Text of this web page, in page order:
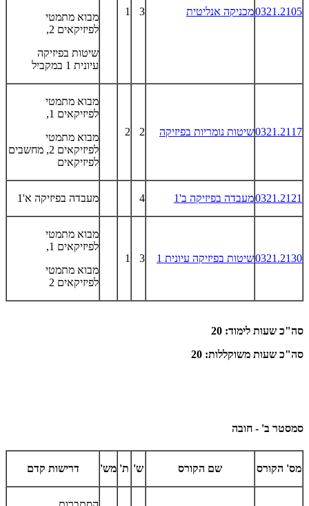
0321.2105מכניקה אנליטית 3
1
מבוא מתמטי
לפיזיקאים 2,
שיטות בפיזיקה
עיונית 1 במקביל
0321.2117שיטות נומריות בפיזיקה 2
2
מבוא מתמטי
לפיזיקאים 1,
מבוא מתמטי
לפיזיקאים 2, מחשבים
לפיזיקאים
0321.2121מעבדה בפיזיקה ב'1 4 מעבדה בפיזיקה א'1
0321.2130שיטות בפיזיקה עיונית 1 3
1
מבוא מתמטי
לפיזיקאים 1,
מבוא מתמטי
לפיזיקאים 2
סה"כ שעות לימוד: 20
סה"כ שעות משוקללות: 20
סמסטר ב' - חובה
מס' הקורס שם הקורס ש' ת' מש' דרישות קדם